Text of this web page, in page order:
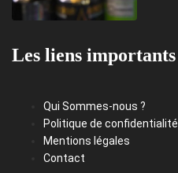
Les liens importants
Qui Sommes-nous ?
Politique de confidentialité
Mentions légales
Contact